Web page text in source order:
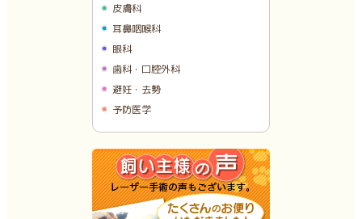
皮膚科
耳鼻咽喉科
眼科
歯科・口腔外科
避妊・去勢
予防医学